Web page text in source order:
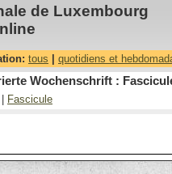
de Luxembourg
tous quotidiens et
Wochenschrift :
Fascicule